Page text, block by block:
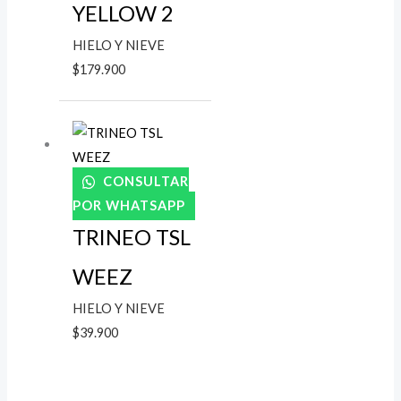
YELLOW 2
HIELO Y NIEVE
$179.900
CONSULTAR
POR WHATSAPP
TRINEO TSL
WEEZ
HIELO Y NIEVE
$39.900